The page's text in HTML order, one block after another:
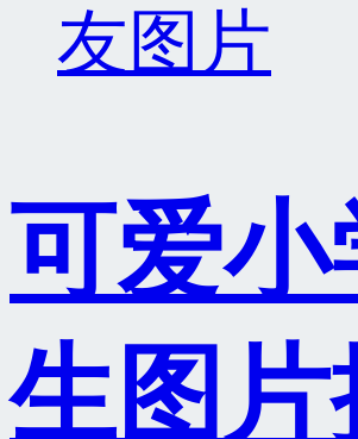
友图片
可爱小
生图片